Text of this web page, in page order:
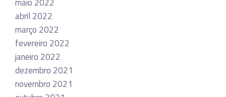
maio 2022
abril 2022
março 2022
fevereiro 2022
janeiro 2022
dezembro 2021
novembro 2021